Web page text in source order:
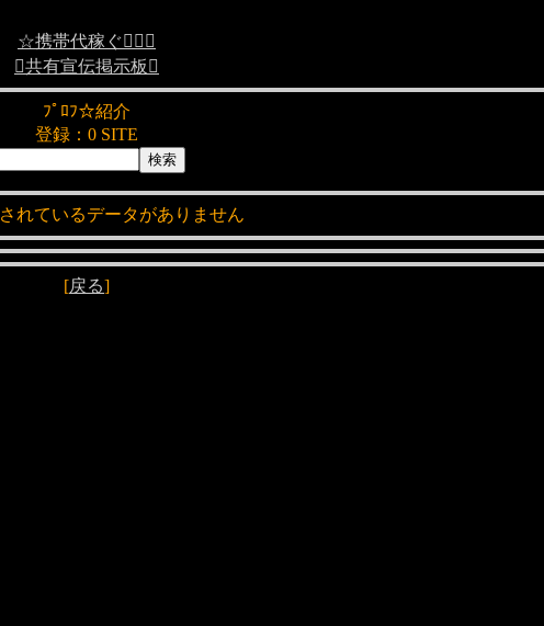
☆携帯代稼ぐ☆
共有宣伝掲示板
ﾌﾟﾛﾌ☆紹介
登録：0 SITE
れているデータがありません
[戻る]